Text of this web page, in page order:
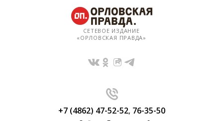
СЕТЕВОЕ ИЗДАНИЕ
«ОРЛОВСКАЯ ПРАВДА»
+7 (4862) 47-52-52, 76-35-50